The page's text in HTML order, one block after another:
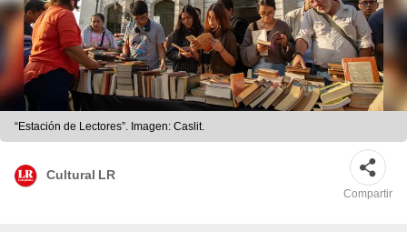
“Estación de Lectores”. Imagen: Caslit.
Cultural LR
Compartir